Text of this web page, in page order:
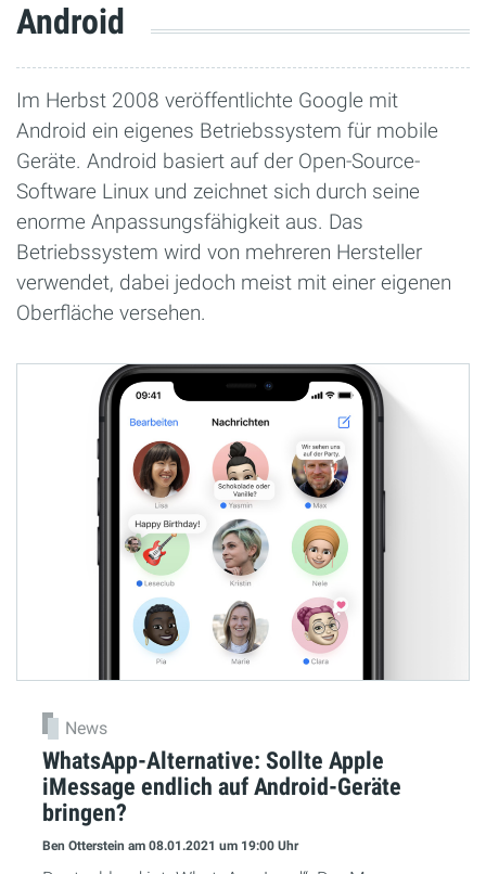
Android
Im Herbst 2008 veröffentlichte Google mit
Android ein eigenes Betriebssystem für mobile
Geräte. Android basiert auf der Open-Source-
Software Linux und zeichnet sich durch seine
enorme Anpassungsfähigkeit aus. Das
Betriebssystem wird von mehreren Hersteller
verwendet, dabei jedoch meist mit einer eigenen
Oberfläche versehen.
News
WhatsApp-Alternative: Sollte Apple
iMessage endlich auf Android-Geräte
bringen?
Ben Otterstein am 08.01.2021 um 19:00 Uhr